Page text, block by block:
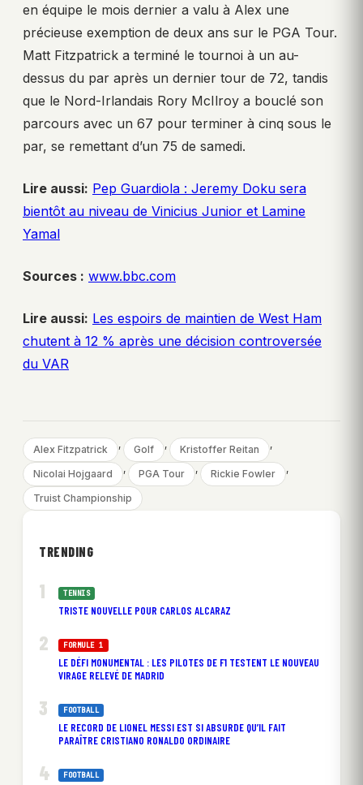
en équipe le mois dernier a valu à Alex une
précieuse exemption de deux ans sur le PGA Tour.
Matt Fitzpatrick a terminé le tournoi à un au-
dessus du par après un dernier tour de 72, tandis
que le Nord-Irlandais Rory McIlroy a bouclé son
parcours avec un 67 pour terminer à cinq sous le
par, se remettant d’un 75 de samedi.
Lire aussi: Pep Guardiola : Jeremy Doku sera
bientôt au niveau de Vinicius Junior et Lamine
Yamal
Sources : www.bbc.com
Lire aussi: Les espoirs de maintien de West Ham
chutent à 12 % après une décision controversée
du VAR
Alex Fitzpatrick , Golf , Kristoffer Reitan ,
Nicolai Hojgaard , PGA Tour , Rickie Fowler ,
Truist Championship
TRENDING
TENNIS
TRISTE NOUVELLE POUR CARLOS ALCARAZ
FORMULE 1
LE DÉFI MONUMENTAL : LES PILOTES DE F1 TESTENT LE NOUVEAU
VIRAGE RELEVÉ DE MADRID
FOOTBALL
LE RECORD DE LIONEL MESSI EST SI ABSURDE QU’IL FAIT
PARAÎTRE CRISTIANO RONALDO ORDINAIRE
FOOTBALL